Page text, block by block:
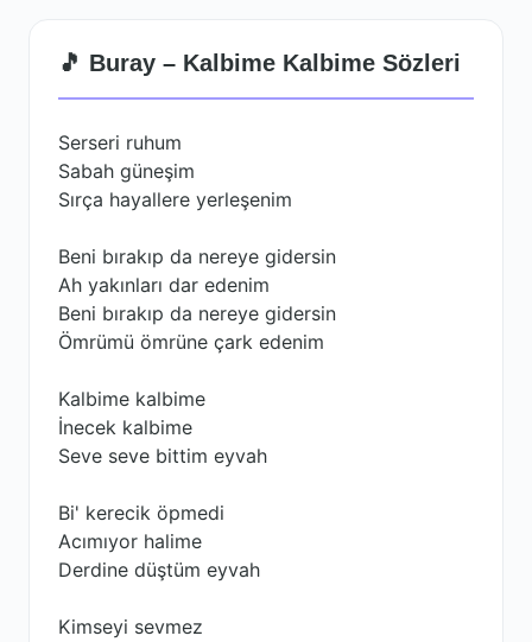
🎵 Buray – Kalbime Kalbime Sözleri
Serseri ruhum
Sabah güneşim
Sırça hayallere yerleşenim
Beni bırakıp da nereye gidersin
Ah yakınları dar edenim
Beni bırakıp da nereye gidersin
Ömrümü ömrüne çark edenim
Kalbime kalbime
İnecek kalbime
Seve seve bittim eyvah
Bi' kerecik öpmedi
Acımıyor halime
Derdine düştüm eyvah
Kimseyi sevmez